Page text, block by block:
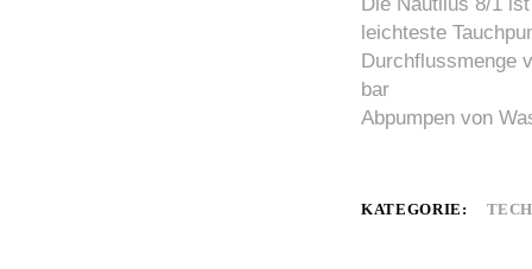
leichteste
Durchflussmenge
bar
Abpumpen von
KATEGORIE: